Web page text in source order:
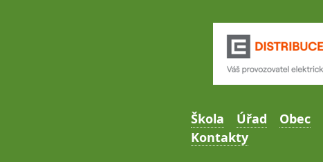
Škola Úřad Obec
Kontakty